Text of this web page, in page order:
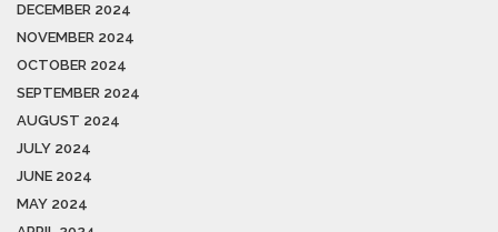
DECEMBER 2024
NOVEMBER 2024
OCTOBER 2024
SEPTEMBER 2024
AUGUST 2024
JULY 2024
JUNE 2024
MAY 2024